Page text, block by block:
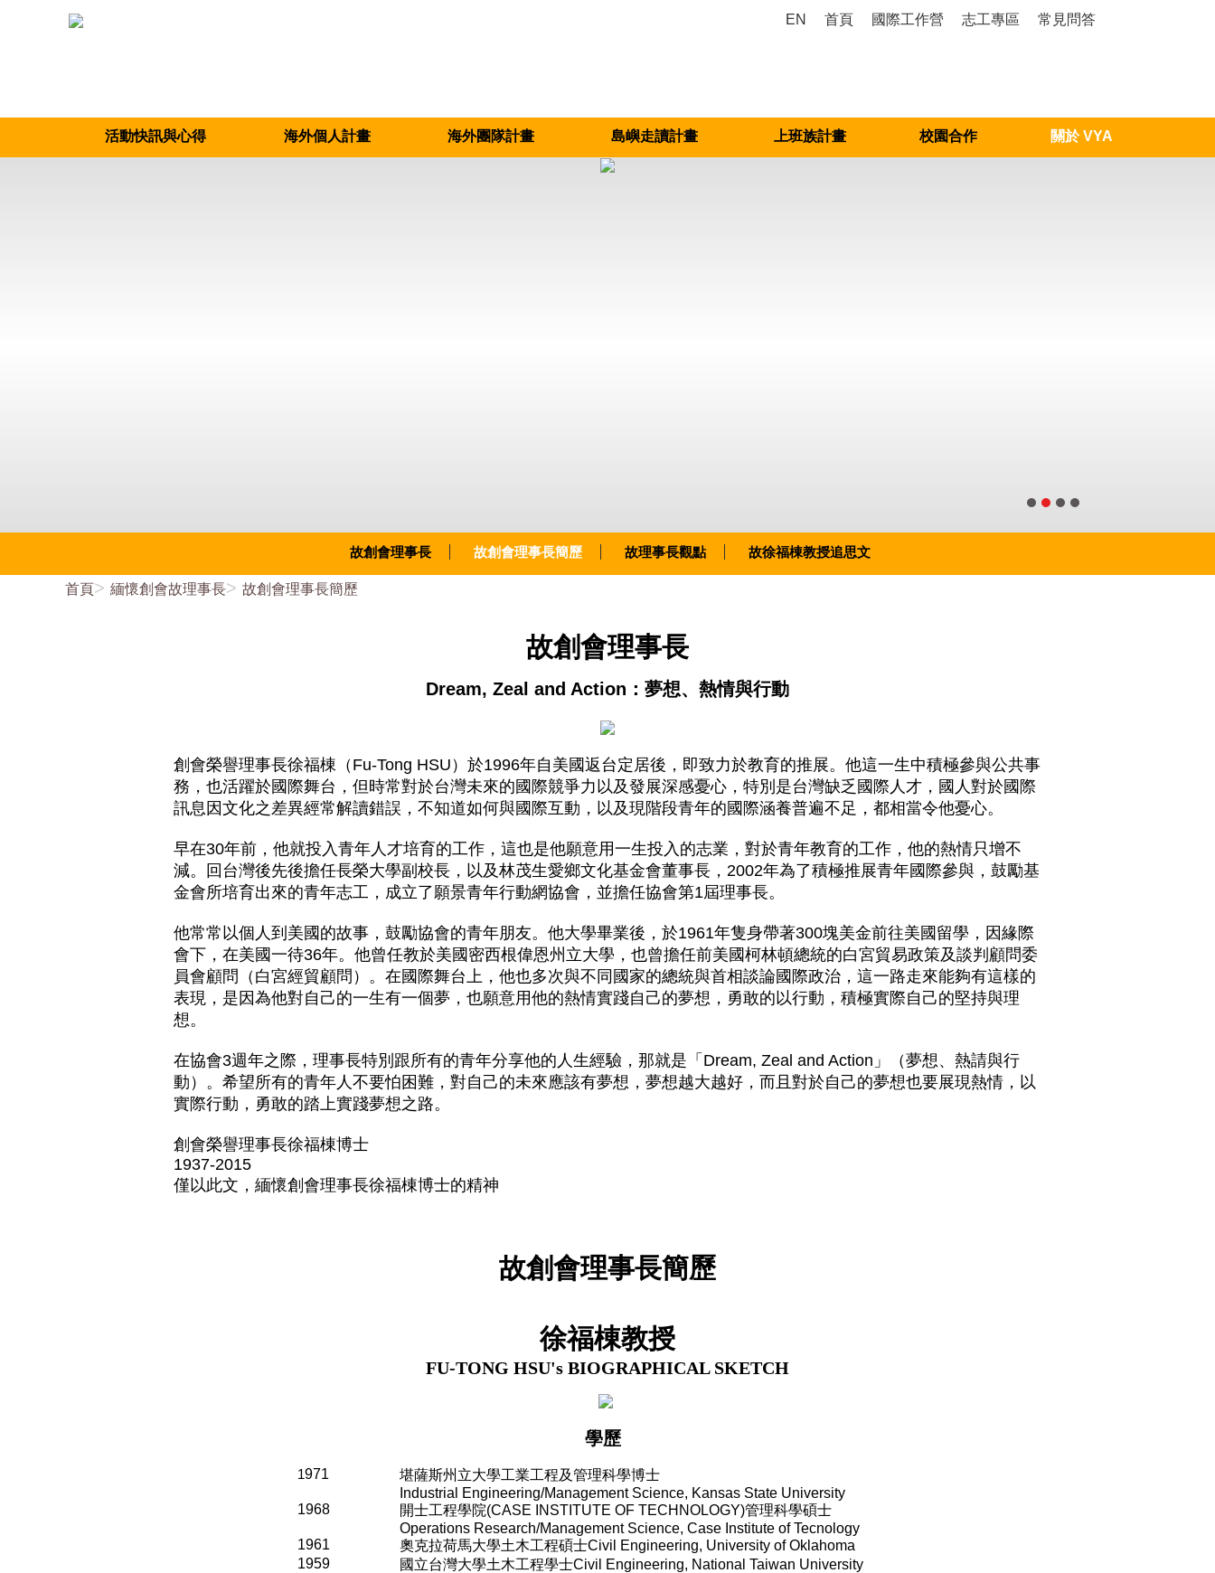
EN 首頁 國際工作營 志工專區 常見問答
活動快訊與心得 海外個人計畫 海外團隊計畫 島嶼走讀計畫 上班族計畫 校園合作 關於 VYA
首頁 緬懷創會故理事長 故創會理事長簡歷
故創會理事長 故創會理事長簡歷 故理事長觀點 故徐福棟教授追思文
故創會理事長
Dream, Zeal and Action：夢想、熱情與行動
創會榮譽理事長徐福棟（Fu-Tong HSU）於1996年自美國返台定居後，即致力於教育的推展。他這一生中積極參與公共事
務，也活躍於國際舞台，但時常對於台灣未來的國際競爭力以及發展深感憂心，特別是台灣缺乏國際人才，國人對於國際
訊息因文化之差異經常解讀錯誤，不知道如何與國際互動，以及現階段青年的國際涵養普遍不足，都相當令他憂心。
早在30年前，他就投入青年人才培育的工作，這也是他願意用一生投入的志業，對於青年教育的工作，他的熱情只增不
減。回台灣後先後擔任長榮大學副校長，以及林茂生愛鄉文化基金會董事長，2002年為了積極推展青年國際參與，鼓勵基
金會所培育出來的青年志工，成立了願景青年行動網協會，並擔任協會第1屆理事長。
他常常以個人到美國的故事，鼓勵協會的青年朋友。他大學畢業後，於1961年隻身帶著300塊美金前往美國留學，因緣際
會下，在美國一待36年。他曾任教於美國密西根偉恩州立大學，也曾擔任前美國柯林頓總統的白宮貿易政策及談判顧問委
員會顧問（白宮經貿顧問）。在國際舞台上，他也多次與不同國家的總統與首相談論國際政治，這一路走來能夠有這樣的
表現，是因為他對自己的一生有一個夢，也願意用他的熱情實踐自己的夢想，勇敢的以行動，積極實際自己的堅持與理
想。
在協會3週年之際，理事長特別跟所有的青年分享他的人生經驗，那就是「Dream, Zeal and Action」（夢想、熱請與行
動）。希望所有的青年人不要怕困難，對自己的未來應該有夢想，夢想越大越好，而且對於自己的夢想也要展現熱情，以
實際行動，勇敢的踏上實踐夢想之路。
創會榮譽理事長徐福棟博士
1937-2015
僅以此文，緬懷創會理事長徐福棟博士的精神
故創會理事長簡歷
徐福棟教授
FU-TONG HSU's BIOGRAPHICAL SKETCH
學歷
1971
堪薩斯州立大學工業工程及管理科學博士
Industrial Engineering/Management Science, Kansas State University
1968
開士工程學院(CASE INSTITUTE OF TECHNOLOGY)管理科學碩士
Operations Research/Management Science, Case Institute of Tecnology
1961
奧克拉荷馬大學土木工程碩士Civil Engineering, University of Oklahoma
1959
國立台灣大學土木工程學士Civil Engineering, National Taiwan University